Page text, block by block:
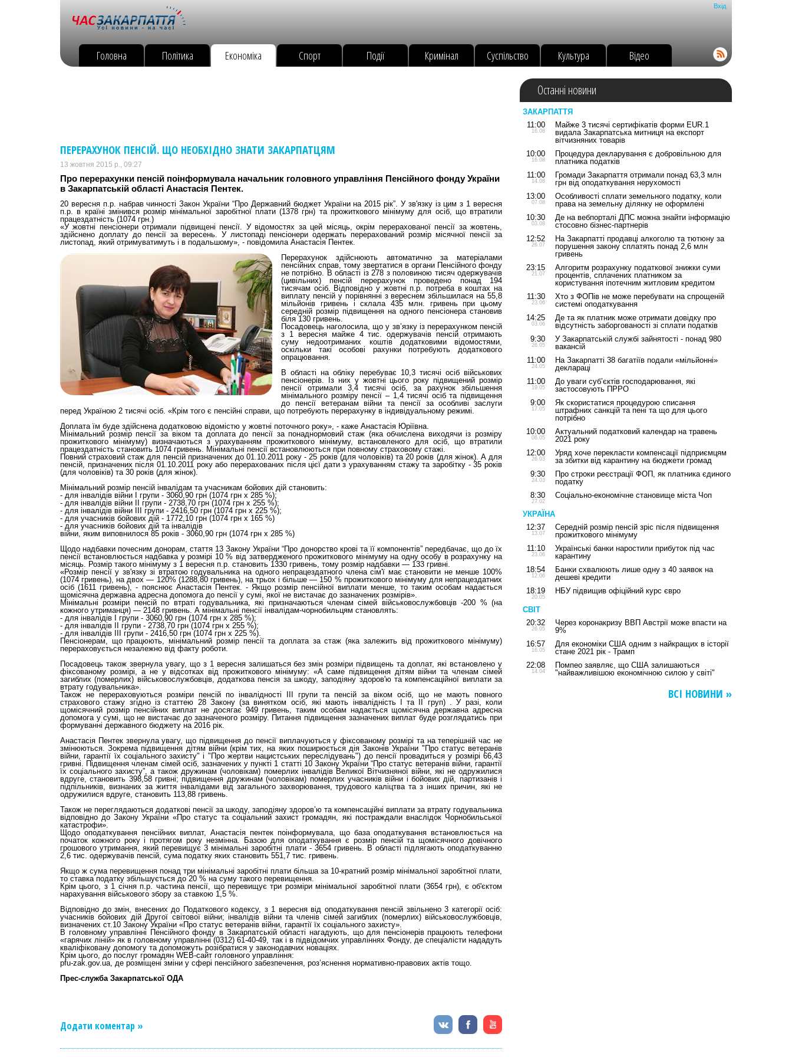
Вхід
Головна Політика Економіка Спорт Події Кримінал Суспільство Культура Відео
ПЕРЕРАХУНОК ПЕНСІЙ. ЩО НЕОБХІДНО ЗНАТИ ЗАКАРПАТЦЯМ
13 жовтня 2015 р., 09:27
Про перерахунки пенсій поінформувала начальник головного управління Пенсійного фонду України
в Закарпатській області Анастасія Пентек.
20 вересня п.р. набрав чинності Закон України “Про Державний бюджет України на 2015 рік”. У зв'язку із цим з 1 вересня
п.р. в країні змінився розмір мінімальної заробітної плати (1378 грн) та прожиткового мінімуму для осіб, що втратили
працездатність (1074 грн.)
«У жовтні пенсіонери отримали підвищені пенсії. У відомостях за цей місяць, окрім перерахованої пенсії за жовтень,
здійснено доплату до пенсії за вересень. У листопаді пенсіонери одержать перерахований розмір місячної пенсії за
листопад, який отримуватимуть і в подальшому», - повідомила Анастасія Пентек.
Перерахунок здійснюють автоматично за матеріалами
пенсійних справ, тому звертатися в органи Пенсійного фонду
не потрібно. В області із 278 з половиною тисяч одержувачів
(цивільних) пенсій перерахунок проведено понад 194
тисячам осіб. Відповідно у жовтні п.р. потреба в коштах на
виплату пенсій у порівнянні з вереснем збільшилася на 55,8
мільйонів гривень і склала 435 млн. гривень при цьому
середній розмір підвищення на одного пенсіонера становив
біля 130 гривень.
Посадовець наголосила, що у зв’язку із перерахунком пенсій
з 1 вересня майже 4 тис. одержувачів пенсій отримають
суму недоотриманих коштів додатковими відомостями,
оскільки такі особові рахунки потребують додаткового
опрацювання.
В області на обліку перебуває 10,3 тисячі осіб військових
пенсіонерів. Із них у жовтні цього року підвищений розмір
пенсії отримали 3,4 тисячі осіб, за рахунок збільшення
мінімального розміру пенсії – 1,4 тисячі осіб та підвищення
до пенсії ветеранам війни та пенсії за особливі заслуги
перед Україною 2 тисячі осіб. «Крім того є пенсійні справи, що потребують перерахунку в індивідуальному режимі.
Доплата їм буде здійснена додатковою відомістю у жовтні поточного року», - каже Анастасія Юріївна.
Мінімальний розмір пенсії за віком та доплата до пенсії за понаднормовий стаж (яка обчислена виходячи із розміру
прожиткового мінімуму) визначаються з урахуванням прожиткового мінімуму, встановленого для осіб, що втратили
працездатність становить 1074 гривень. Мінімальні пенсії встановлюються при повному страховому стажі.
Повний страховий стаж для пенсій призначених до 01.10.2011 року - 25 років (для чоловіків) та 20 років (для жінок). А для
пенсій, призначених після 01.10.2011 року або перерахованих після цієї дати з урахуванням стажу та заробітку - 35 років
(для чоловіків) та 30 років (для жінок).
Мінімальний розмір пенсій інвалідам та учасникам бойових дій становить:
- для інвалідів війни І групи - 3060,90 грн (1074 грн x 285 %);
- для інвалідів війни II групи - 2738,70 грн (1074 грн х 255 %);
- для інвалідів війни III групи - 2416,50 грн (1074 грн х 225 %);
- для учасників бойових дій - 1772,10 грн (1074 грн x 165 %)
- для учасників бойових дій та інвалідів
війни, яким виповнилося 85 років - 3060,90 грн (1074 грн x 285 %)
Щодо надбавки почесним донорам, стаття 13 Закону України “Про донорство крові та її компонентів” передбачає, що до їх
пенсії встановлюється надбавка у розмірі 10 % від затвердженого прожиткового мінімуму на одну особу в розрахунку на
місяць. Розмір такого мінімуму з 1 вересня п.р. становить 1330 гривень, тому розмір надбавки — 133 гривні.
«Розмір пенсії у зв'язку зі втратою годувальника на одного непрацездатного члена сім'ї має становити не менше 100%
(1074 гривень), на двох — 120% (1288,80 гривень), на трьох і більше — 150 % прожиткового мінімуму для непрацездатних
осіб (1611 гривень), - пояснює Анастасія Пентек. - Якщо розмір пенсійної виплати менше, то таким особам надається
щомісячна державна адресна допомога до пенсії у сумі, якої не вистачає до зазначених розмірів».
Мінімальні розміри пенсій по втраті годувальника, які призначаються членам сімей військовослужбовців -200 % (на
кожного утриманця) — 2148 гривень. А мінімальні пенсії інвалідам-чорнобильцям становлять:
- для інвалідів І групи - 3060,90 грн (1074 грн x 285 %);
- для інвалідів II групи - 2738,70 грн (1074 грн х 255 %);
- для інвалідів III групи - 2416,50 грн (1074 грн х 225 %).
Пенсіонерам, що працюють, мінімальний розмір пенсії та доплата за стаж (яка залежить від прожиткового мінімуму)
перераховується незалежно від факту роботи.
Посадовець також звернула увагу, що з 1 вересня залишаться без змін розміри підвищень та доплат, які встановлено у
фіксованому розмірі, а не у відсотках від прожиткового мінімуму: «А саме підвищення дітям війни та членам сімей
загиблих (померлих) військовослужбовців, додаткова пенсія за шкоду, заподіяну здоров'ю та компенсаційної виплати за
втрату годувальника».
Також не перераховуються розміри пенсій по інвалідності ІІІ групи та пенсій за віком осіб, що не мають повного
страхового стажу згідно із статтею 28 Закону (за винятком осіб, які мають інвалідність І та ІІ груп) . У разі, коли
щомісячний розмір пенсійних виплат не досягає 949 гривень, таким особам надається щомісячна державна адресна
допомога у сумі, що не вистачає до зазначеного розміру. Питання підвищення зазначених виплат буде розглядатись при
формуванні державного бюджету на 2016 рік.
Анастасія Пентек звернула увагу, що підвищення до пенсії виплачуються у фіксованому розмірі та на теперішній час не
змінюються. Зокрема підвищення дітям війни (крім тих, на яких поширюється дія Законів України "Про статус ветеранів
війни, гарантії їх соціального захисту" і "Про жертви нацистських переслідувань") до пенсії провадиться у розмірі 66,43
гривні. Підвищення членам сімей осіб, зазначених у пункті 1 статті 10 Закону України “Про статус ветеранів війни, гарантії
їх соціального захисту”, а також дружинам (чоловікам) померлих інвалідів Великої Вітчизняної війни, які не одружилися
вдруге, становить 398,58 гривні; підвищення дружинам (чоловікам) померлих учасників війни і бойових дій, партизанів і
підпільників, визнаних за життя інвалідами від загального захворювання, трудового каліцтва та з інших причин, які не
одружилися вдруге, становить 113,88 гривень.
Також не переглядаються додаткові пенсії за шкоду, заподіяну здоров’ю та компенсаційні виплати за втрату годувальника
відповідно до Закону України «Про статус та соціальний захист громадян, які постраждали внаслідок Чорнобильської
катастрофи».
Щодо оподаткування пенсійних виплат, Анастасія пентек поінформувала, що база оподаткування встановлюється на
початок кожного року і протягом року незмінна. Базою для оподаткування є розмір пенсій та щомісячного довічного
грошового утримання, який перевищує 3 мінімальні заробітні плати - 3654 гривень. В області підлягають оподаткуванню
2,6 тис. одержувачів пенсій, сума податку яких становить 551,7 тис. гривень.
Якщо ж сума перевищення понад три мінімальні заробітні плати більша за 10-кратний розмір мінімальної заробітної плати,
то ставка податку збільшується до 20 % на суму такого перевищення.
Крім цього, з 1 січня п.р. частина пенсії, що перевищує три розміри мінімальної заробітної плати (3654 грн), є об'єктом
нарахування військового збору за ставкою 1,5 %.
Відповідно до змін, внесених до Податкового кодексу, з 1 вересня від оподаткування пенсій звільнено 3 категорії осіб:
учасників бойових дій Другої світової війни; інвалідів війни та членів сімей загиблих (померлих) військовослужбовців,
визначених ст.10 Закону України «Про статус ветеранів війни, гарантії їх соціального захисту».
В головному управлінні Пенсійного фонду в Закарпатській області нагадують, що для пенсіонерів працюють телефони
«гарячих ліній» як в головному управлінні (0312) 61-40-49, так і в підвідомчих управліннях Фонду, де спеціалісти нададуть
кваліфіковану допомогу та допоможуть розібратися у законодавчих новаціях.
Крім цього, до послуг громадян WEB-сайт головного управління:
pfu-zak.gov.ua, де розміщені зміни у сфері пенсійного забезпечення, роз’яснення нормативно-правових актів тощо.
Прес-служба Закарпатської ОДА
Додати коментар »
Останні новини
ЗАКАРПАТТЯ
11:00
16.08
Майже 3 тисячі сертифікатів форми EUR.1
видала Закарпатська митниця на експорт
вітчизняних товарів
10:00
16.08
Процедура декларування є добровільною для
платника податків
11:00
14.08
Громади Закарпаття отримали понад 63,3 млн
грн від оподаткування нерухомості
13:00
07.08
Особливості сплати земельного податку, коли
права на земельну ділянку не оформлені
10:30
03.08
Де на вебпорталі ДПС можна знайти інформацію
стосовно бізнес-партнерів
12:52
26.07
На Закарпатті продавці алкоголю та тютюну за
порушення закону сплатять понад 2,6 млн
гривень
23:15
21.07
Алгоритм розрахунку податкової знижки суми
процентів, сплачених платником за
користування іпотечним житловим кредитом
11:30
23.06
Хто з ФОПів не може перебувати на спрощеній
системі оподаткування
14:25
03.06
Де та як платник може отримати довідку про
відсутність заборгованості зі сплати податків
9:30
26.05
У Закарпатській службі зайнятості - понад 980
вакансій
11:00
24.05
На Закарпатті 38 багатіїв подали «мільйонні»
деклараці
11:00
19.05
До уваги суб’єктів господарювання, які
застосовують ПРРО
9:00
17.05
Як скористатися процедурою списання
штрафних санкцій та пені та що для цього
потрібно
10:00
06.05
Актуальний податковий календар на травень
2021 року
12:00
26.03
Уряд хоче перекласти компенсації підприємцям
за збитки від карантину на бюджети громад
9:30
24.03
Про строки реєстрації ФОП, як платника єдиного
податку
8:30
27.02
Соціально-економічне становище міста Чоп
УКРАЇНА
12:37
13.07
Середній розмір пенсій зріс після підвищення
прожиткового мінімуму
11:10
23.06
Українські банки наростили прибуток під час
карантину
18:54
12.06
Банки схвалюють лише одну з 40 заявок на
дешеві кредити
18:19
20.05
НБУ підвищив офіційний курс євро
СВІТ
20:32
26.05
Через коронакризу ВВП Австрії може впасти на
9%
16:57
16.05
Для економіки США одним з найкращих в історії
стане 2021 рік - Трамп
22:08
14.04
Помпео заявляє, що США залишаються
"найважливішою економічною силою у світі"
ВСІ НОВИНИ »